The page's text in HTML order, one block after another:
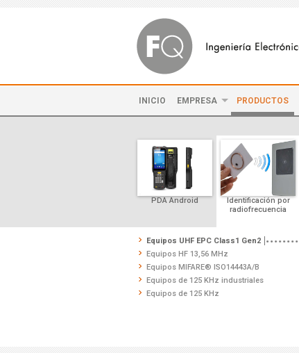
INICIO EMPRESA PRODUCTOS
PDA Android
Identificación por
radiofrecuencia
Equipos UHF EPC Class1 Gen2
Equipos HF 13,56 MHz
Equipos MIFARE® ISO14443A/B
Equipos de 125 KHz industriales
Equipos de 125 KHz